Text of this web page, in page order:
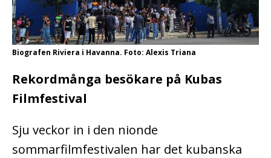
Biografen Riviera i Havanna. Foto: Alexis Triana
Rekordmånga besökare på Kubas
Filmfestival
Sju veckor in i den nionde
sommarfilmfestivalen har det kubanska